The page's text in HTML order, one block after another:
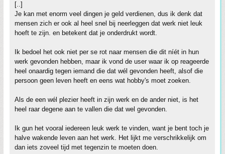
[..]
Je kan met enorm veel dingen je geld verdienen, dus ik denk dat
mensen zich er ook al heel snel bij neerleggen dat werk niet leuk
hoeft te zijn. en betekent dat je onderdrukt wordt.
Ik bedoel het ook niet per se rot naar mensen die dit níét in hun
werk gevonden hebben, maar ik vond de user waar ik op reageerde
heel onaardig tegen iemand die dat wél gevonden heeft, alsof die
persoon geen leven heeft en eens wat hobby's moet zoeken.
Als de een wél plezier heeft in zijn werk en de ander niet, is het
heel raar degene aan te vallen die dat wel gevonden.
Ik gun het vooral iedereen leuk werk te vinden, want je bent toch je
halve wakende leven aan het werk. Het lijkt me verschrikkelijk om
dan iets zoveel tijd met tegenzin te moeten doen.